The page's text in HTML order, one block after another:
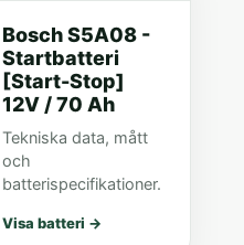
Bosch S5A08 -
Startbatteri
[Start-Stop]
12V / 70 Ah
Tekniska data, mått
och
batterispecifikationer.
Visa batteri →